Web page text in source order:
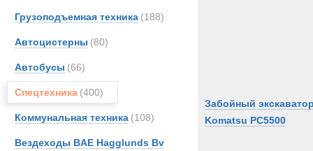
Грузоподъемная техника (188)
Автоцистерны (80)
Автобусы (66)
Спецтехника (400)
Коммунальная техника (108)
Вездеходы BAE Hagglunds Bv
SANY
Забойный
Komatsu PC5500